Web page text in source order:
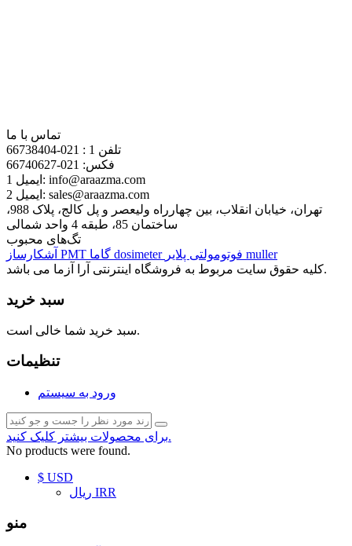
تماس با ما
تلفن 1 :
021-66738404
فکس: 021-66740627
ایمیل 1: info@araazma.com
ایمیل 2: sales@araazma.com
تهران، خیابان انقلاب، بین چهارراه ولیعصر و پل کالج، پلاک 988،
ساختمان 85، طبقه 4 واحد شمالی
تگ‌های محبوب
PMT dosimeter
muller
کلیه حقوق سایت مربوط به فروشگاه اینترنتی آرا آزما می باشد.
سبد خرید
سبد خرید شما خالی است.
تنظیمات
ورود به سیستم
برای محصولات بیشتر کلیک کنید.
No products were found.
$ USD
ریال IRR
منو